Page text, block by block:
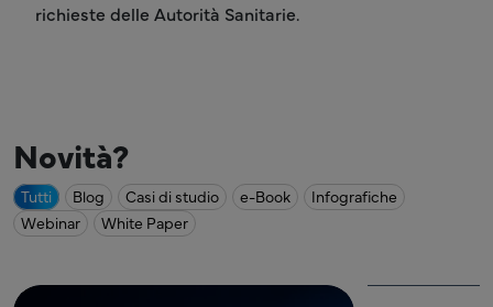
richieste delle Autorità Sanitarie.
Novità?
Tutti Blog Casi di studio e-Book
Infografiche
Webinar
White Paper